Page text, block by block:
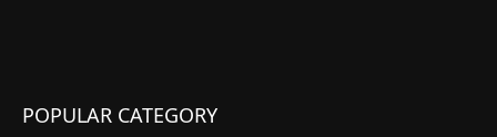
POPULAR CATEGORY